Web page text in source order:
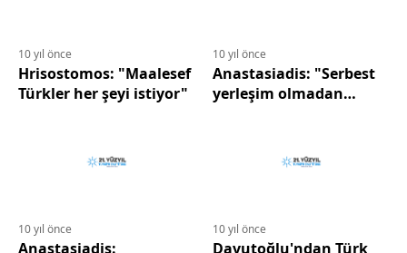
10 yıl önce
Hrisostomos: "Maalesef
Türkler her şeyi istiyor"
10 yıl önce
Anastasiadis: "Serbest
yerleşim olmadan
10 yıl önce
Anastasiadis:
10 yıl önce
Davutoğlu'ndan Türk